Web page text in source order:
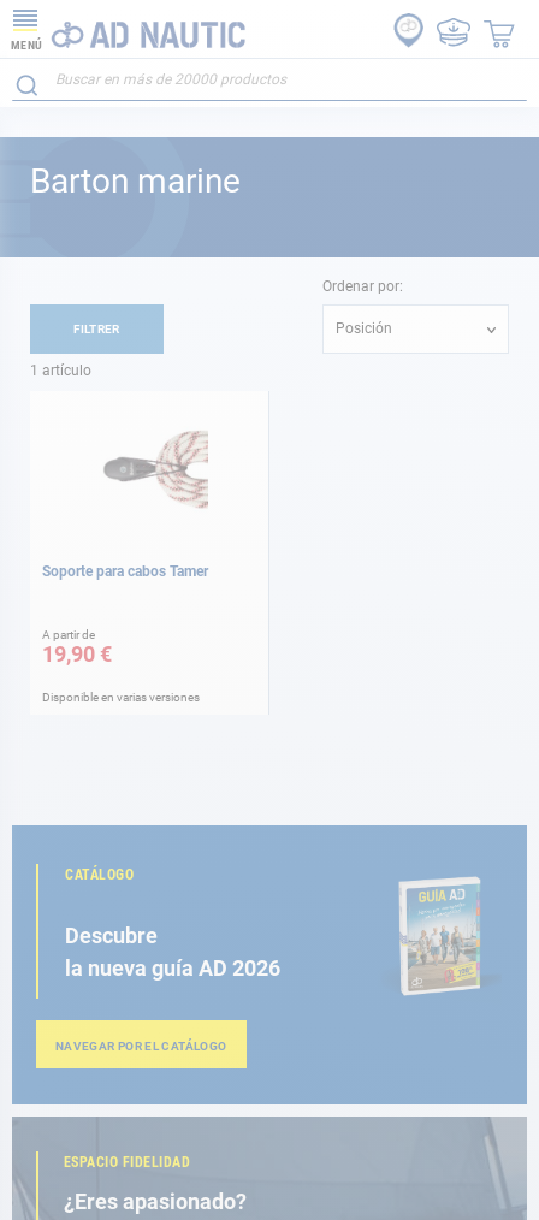
MENÚ
Barton marine
1 artículo
Ordenar por:
Posición
Soporte para cabos Tamer
A partir de
19,90 €
Disponible en varias versiones
FILTRER
CATÁLOGO
Descubre
la nueva guía AD 2026
NAVEGAR POR EL CATÁLOGO
ESPACIO FIDELIDAD
¿Eres apasionado?